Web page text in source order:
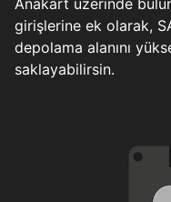
Anakart üzerinde
girişlerine ek olarak,
depolama alanını
saklayabilirsin.